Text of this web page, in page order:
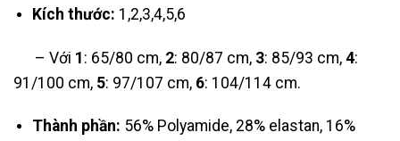
Kích thước: 1,2,3,4,5,6
– Với 1 : 65/80 cm, 2: 80/87 cm, 3: 85/93 cm, 4:
91/100 cm, 5: 97/107 cm, 6: 104/114 cm.
Thành phần: 56% Polyamide, 28% elastan, 16%